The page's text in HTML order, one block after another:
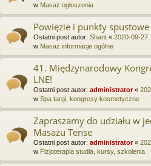
w Masaż ogłoszenia
Powięzie i punkty spustowe
Ostatni post autor: Shant « 2020-09-27,
w Masaż informacje ogólne
41. Międzynarodowy
LNE!
Ostatni post autor: administrator«
w Spa targi, kongresy kosmetyczne
Zapraszamy do udziału w
Masażu Tense
Ostatni post autor: administrator«
w Fizjoterapia studia, kursy, szkolenia